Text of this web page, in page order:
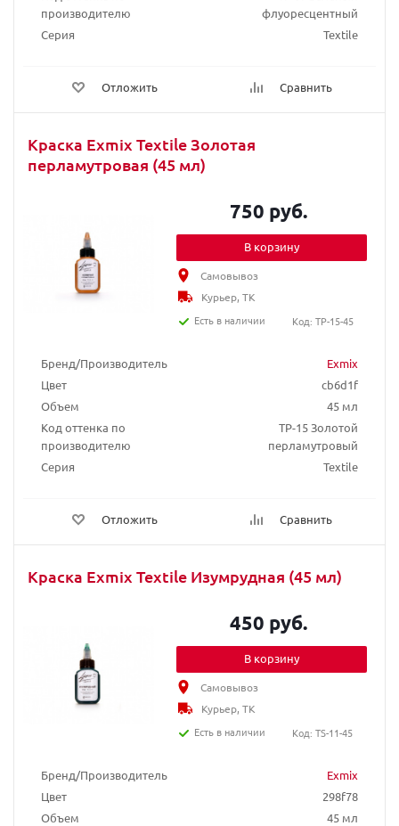
производителю
флуоресцентный
Серия
Textile
Отложить Сравнить
Краска Exmix Textile Золотая
перламутровая (45 мл)
Бренд/Производитель
Exmix
Цвет
cb6d1f
Объем
45 мл
Код оттенка по
производителю
TP-15 Золотой
перламутровый
Серия
Textile
Отложить Сравнить
750 руб.
В корзину
Самовывоз
Курьер, ТК
Есть в наличии
Код: TP-15-45
Краска Exmix Textile Изумрудная (45 мл)
Бренд/Производитель
Exmix
Цвет
298f78
Объем
45 мл
450 руб.
В корзину
Самовывоз
Курьер, ТК
Есть в наличии
Код: TS-11-45